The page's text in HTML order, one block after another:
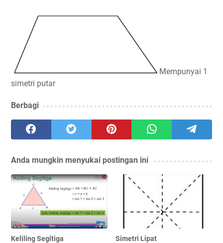
Mempunyai 1
simetri putar
Berbagi
Anda mungkin menyukai postingan ini
Keliling Segitiga Simetri Lipat